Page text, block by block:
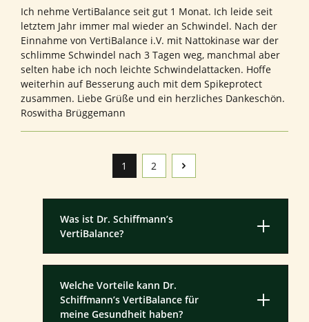
Ich nehme VertiBalance seit gut 1 Monat. Ich leide seit
letztem Jahr immer mal wieder an Schwindel. Nach der
Einnahme von VertiBalance i.V. mit Nattokinase war der
schlimme Schwindel nach 3 Tagen weg, manchmal aber
selten habe ich noch leichte Schwindelattacken. Hoffe
weiterhin auf Besserung auch mit dem Spikeprotect
zusammen. Liebe Grüße und ein herzliches Dankeschön.
Roswitha Brüggemann
Seite
1 Seite
2
Was ist Dr. Schiffmann’s
VertiBalance?
Welche Vorteile kann Dr.
Schiffmann’s VertiBalance für
meine Gesundheit haben?